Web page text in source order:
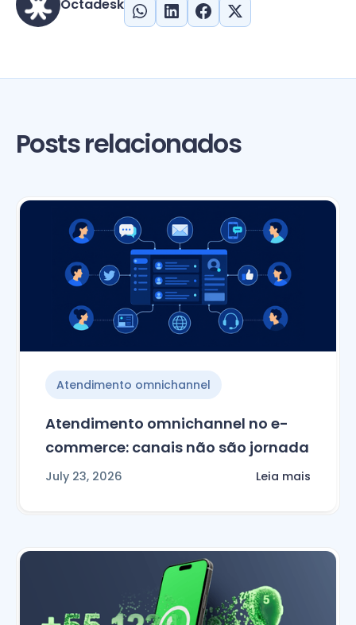
Octadesk
Posts relacionados
Atendimento omnichannel
Atendimento omnichannel no e-
commerce: canais não são jornada
July 23, 2026 Leia mais